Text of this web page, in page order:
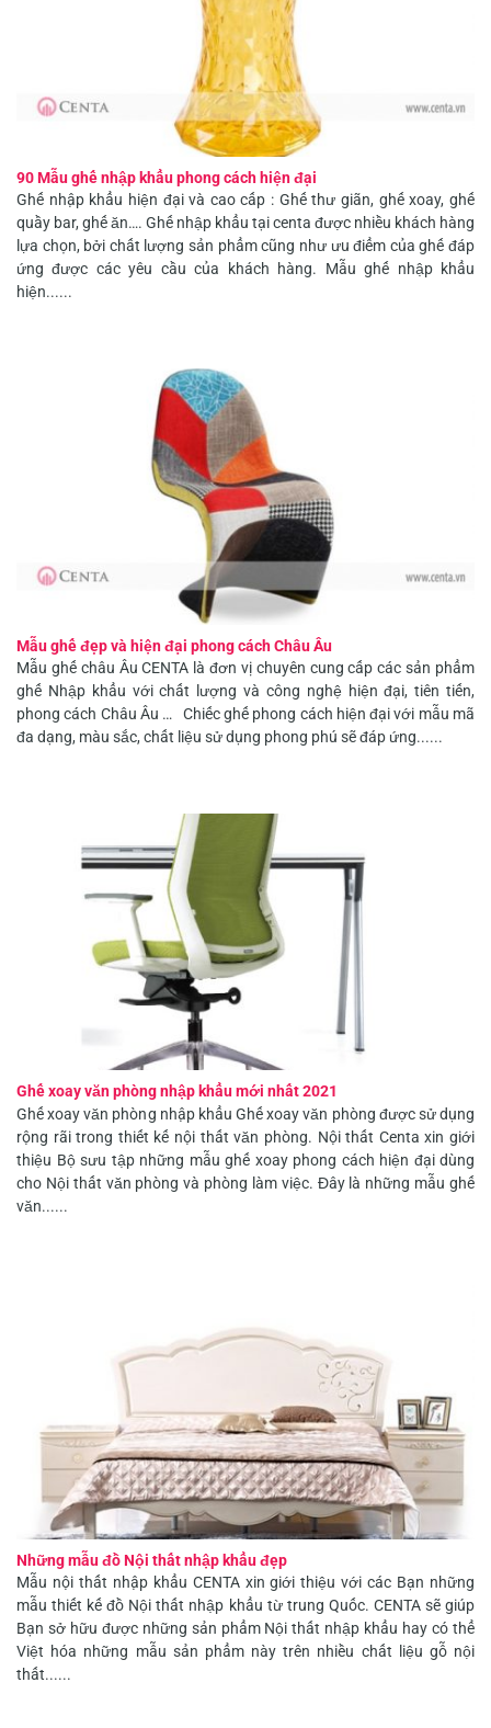
90 Mẫu ghế nhập khẩu phong cách hiện đại
Ghế nhập khẩu hiện đại và cao cấp : Ghế thư giãn, ghế xoay, ghế
quầy bar, ghế ăn…. Ghế nhập khẩu tại centa được nhiều khách hàng
lựa chọn, bởi chất lượng sản phẩm cũng như ưu điểm của ghế đáp
ứng được các yêu cầu của khách hàng. Mẫu ghế nhập khẩu
hiện......
Mẫu ghế đẹp và hiện đại phong cách Châu Âu
Mẫu ghế châu Âu CENTA là đơn vị chuyên cung cấp các sản phẩm
ghế Nhập khẩu với chất lượng và công nghệ hiện đại, tiên tiến,
phong cách Châu Âu … Chiếc ghế phong cách hiện đại với mẫu mã
đa dạng, màu sắc, chất liệu sử dụng phong phú sẽ đáp ứng......
Ghế xoay văn phòng nhập khẩu mới nhất 2021
Ghế xoay văn phòng nhập khẩu Ghế xoay văn phòng được sử dụng
rộng rãi trong thiết kế nội thất văn phòng. Nội thất Centa xin giới
thiệu Bộ sưu tập những mẫu ghế xoay phong cách hiện đại dùng
cho Nội thất văn phòng và phòng làm việc. Đây là những mẫu ghế
văn......
Những mẫu đồ Nội thất nhập khẩu đẹp
Mẫu nội thất nhập khẩu CENTA xin giới thiệu với các Bạn những
mẫu thiết kế đồ Nội thất nhập khẩu từ trung Quốc. CENTA sẽ giúp
Bạn sở hữu được những sản phẩm Nội thất nhập khẩu hay có thể
Việt hóa những mẫu sản phẩm này trên nhiều chất liệu gỗ nội
thất......